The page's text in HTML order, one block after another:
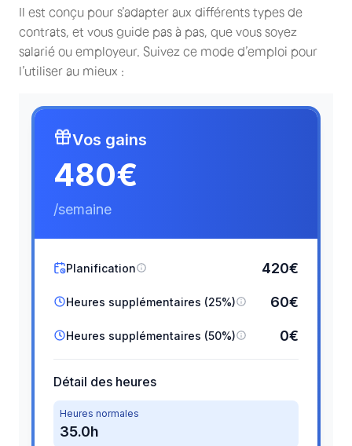
Il est conçu pour s’adapter aux différents types de
contrats, et vous guide pas à pas, que vous soyez
salarié ou employeur. Suivez ce mode d’emploi pour
l’utiliser au mieux :
Vos gains
480€
/semaine
Planification 420€
Heures supplémentaires (25%) 60€
Heures supplémentaires (50%) 0€
Détail des heures
Heures normales
35.0h